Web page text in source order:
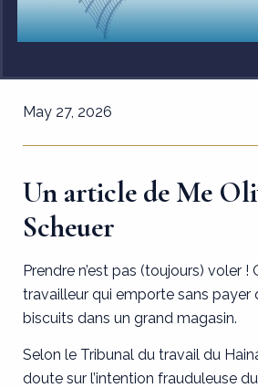
May 27, 2026
Un article de Me
Scheuer
Prendre n’est pas (toujours) voler !
travailleur qui emporte sans payer
biscuits dans un grand magasin.
Selon le Tribunal du travail du
doute sur l’intention frauduleuse